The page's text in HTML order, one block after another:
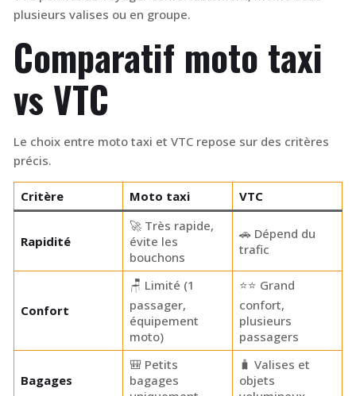
plusieurs valises ou en groupe.
Comparatif moto taxi
vs VTC
Le choix entre moto taxi et VTC repose sur des critères
précis.
Critère Moto taxi VTC
Rapidité
🚀 Très rapide,
évite les
bouchons
🚗 Dépend du
trafic
Confort
🪑 Limité (1
passager,
équipement
moto)
⭐⭐ Grand
confort,
plusieurs
passagers
Bagages
🎒 Petits
bagages
🧳 Valises et
objets